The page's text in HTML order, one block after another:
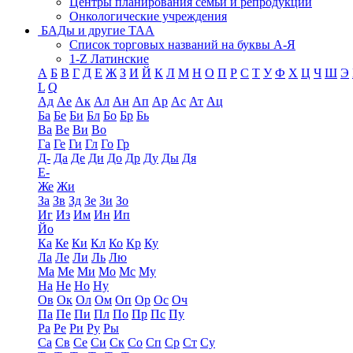
Онкологические учреждения
БАДы и другие ТАА
Список торговых названий на буквы А-Я
1-Z Латинские
А Б В Г Д Е Ж З И Й К Л М Н О П Р С Т У Ф Х Ц Ч Ш Э
L Q
Ад Ае Ак Ал Ан Ап Ар Ас Ат Ац
Ба Бе Би Бл Бо Бр Бь
Ва Ве Ви Во
Га Ге Ги Гл Го Гр
Д- Да Де Ди До Др Ду Ды Дя
Е-
Же Жи
За Зв Зд Зе Зи Зо
Иг Из Им Ин Ип
Йо
Ка Ке Ки Кл Ко Кр Ку
Ла Ле Ли Ль Лю
Ма Ме Ми Мо Мс Му
На Не Но Ну
Ов Ок Ол Ом Оп Ор Ос Оч
Па Пе Пи Пл По Пр Пс Пу
Ра Ре Ри Ру Ры
Са Св Се Си Ск Со Сп Ср Ст Су